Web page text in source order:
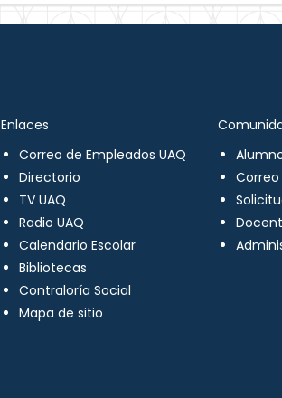
Enlaces
Correo de Empleados UAQ
Directorio
TV UAQ
Radio UAQ
Calendario Escolar
Bibliotecas
Contraloría Social
Mapa de sitio
Correo